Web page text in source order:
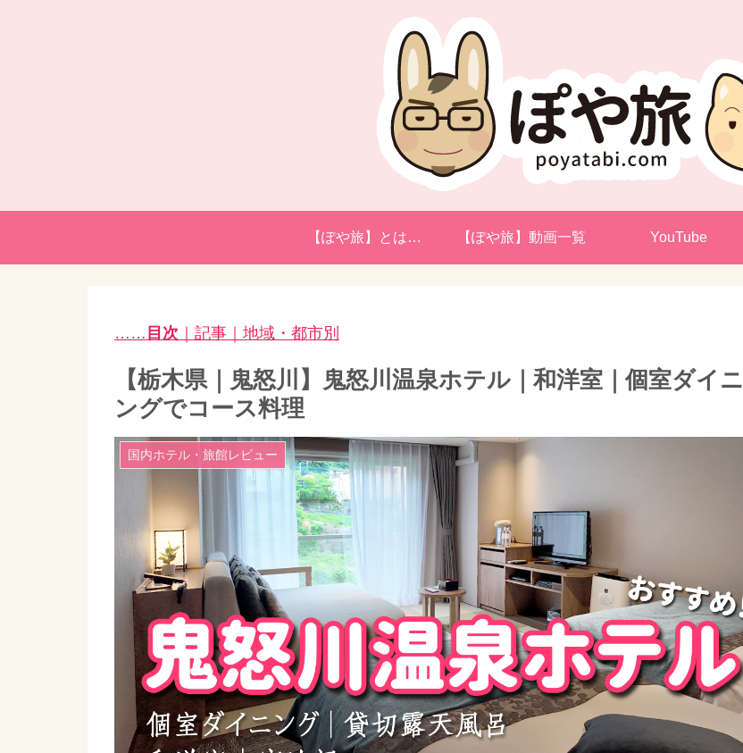
【ぽや旅】とは… 【ぽや旅】動画一覧 YouTube
…… 目次 ｜記事｜地域・都市別
【栃木県｜鬼怒川】鬼怒川温泉ホテル｜和洋室｜個室ダイニ
ングでコース料理
国内ホテル・旅館レビュー